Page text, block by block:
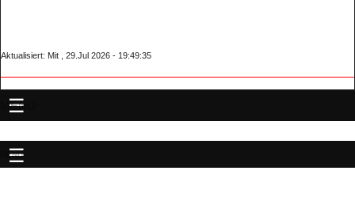
Aktualisiert: Mit , 29.Jul 2026 - 19:49:35
MENU
MENU